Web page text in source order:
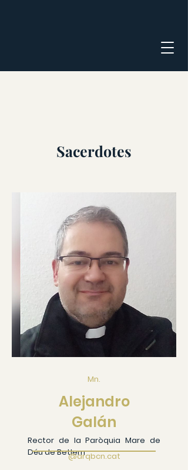
Sacerdotes
Mn.
Alejandro
Galán
Rector de la Paròquia Mare de
Déu de Betlem@arqbcn.cat